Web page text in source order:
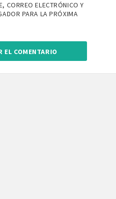
CORREO ELECTRÓNICO Y
PARA LA PRÓXIMA